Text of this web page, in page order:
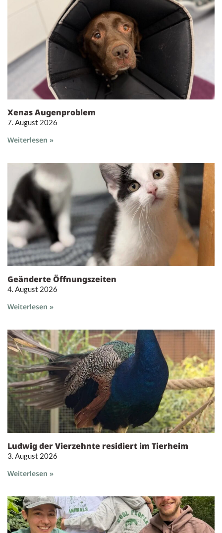
Xenas Augenproblem
7. August 2026
Weiterlesen »
Geänderte Öffnungszeiten
4. August 2026
Weiterlesen »
Ludwig der Vierzehnte residiert im Tierheim
3. August 2026
Weiterlesen »